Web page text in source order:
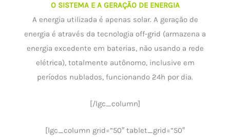
O SISTEMA E A GERAÇÃO DE ENERGIA
A energia utilizada é apenas solar. A geração de
energia é através da tecnologia off-grid (armazena a
energia excedente em baterias, não usando a rede
elétrica), totalmente autônomo, inclusive em
períodos nublados, funcionando 24h por dia.
[/lgc_column]
[lgc_column grid=”50″ tablet_grid=”50″